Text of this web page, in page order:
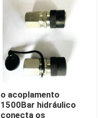
o acoplamento
1500Bar hidráulico
conecta os